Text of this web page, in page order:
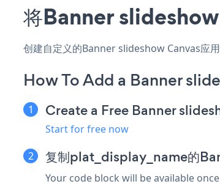
将Banner slideshow
创建自定义的Banner slideshow Canvas应
How To Add a Banner
Create a Free Banner
Start for free now
复制plat_display_name的
Your code block will be available